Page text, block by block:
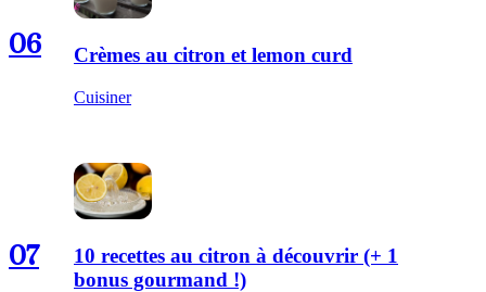
06 Crèmes au citron et lemon curd
Cuisiner
07
10 recettes au citron à découvrir (+ 1
bonus gourmand !)